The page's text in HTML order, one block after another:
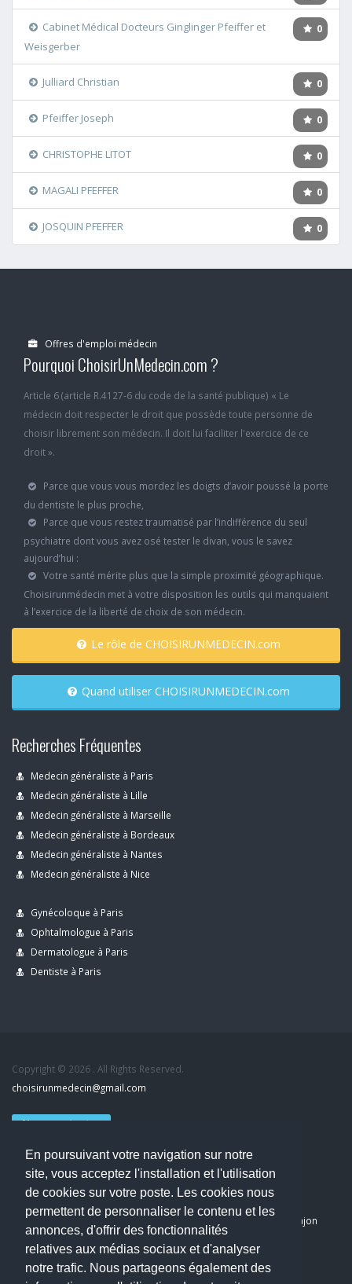
En poursuivant votre navigation sur notre
site, vous acceptez l'installation et l'utilisation
de cookies sur votre poste. Les cookies nous
permettent de personnaliser le contenu et les
annonces, d'offrir des fonctionnalités
relatives aux médias sociaux et d'analyser
notre trafic. Nous partageons également des
0
Cabinet Médical Docteurs Ginglinger Pfeiffer et
Weisgerber
0
Julliard Christian
0
Pfeiffer Joseph
0
CHRISTOPHE LITOT
0
MAGALI PFEFFER
0
JOSQUIN PFEFFER
Offres d'emploi médecin
Pourquoi ChoisirUnMedecin.com ?
Article 6 (article R.4127-6 du code de la santé publique) « Le
médecin doit respecter le droit que possède toute personne de
choisir librement son médecin. Il doit lui faciliter l'exercice de ce
droit ».
Parce que vous vous mordez les doigts d’avoir poussé la porte
du dentiste le plus proche,
Parce que vous restez traumatisé par l’indifférence du seul
psychiatre dont vous avez osé tester le divan, vous le savez
aujourd’hui :
Votre santé mérite plus que la simple proximité géographique.
Choisirunmédecin met à votre disposition les outils qui manquaient
à l’exercice de la liberté de choix de son médecin.
Le rôle de CHOISIRUNMEDECIN.com
Quand utiliser CHOISIRUNMEDECIN.com
Recherches Fréquentes
Medecin généraliste à Paris
Medecin généraliste à Lille
Medecin généraliste à Marseille
Medecin généraliste à Bordeaux
Medecin généraliste à Nantes
Medecin généraliste à Nice
Gynécoloque à Paris
Ophtalmologue à Paris
Dermatologue à Paris
Dentiste à Paris
Copyright © 2026 . All Rights Reserved.
choisirunmedecin@gmail.com
Nous contacter
Dernier avis : PASCAL DELCAMPE, Chirurgien maxillo-faciale à Arpajon
Mentions légales